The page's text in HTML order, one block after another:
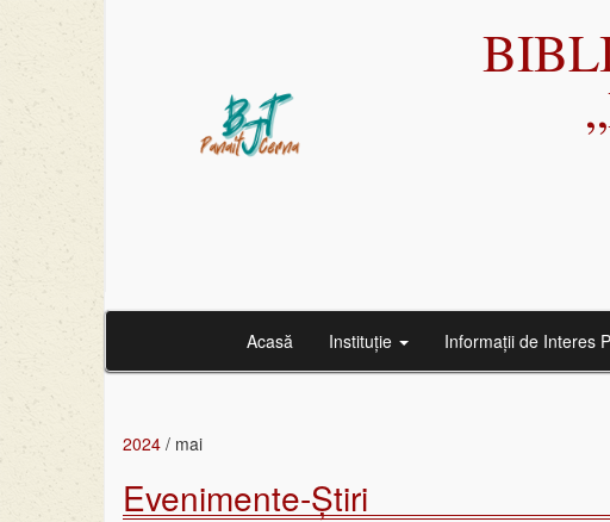
Acasă Instituție Informații de Interes
2024 / mai
Evenimente-Știri